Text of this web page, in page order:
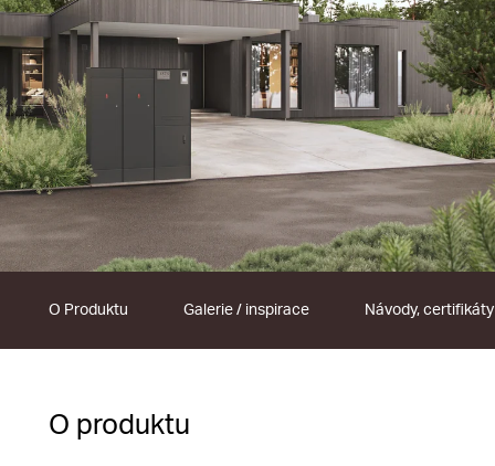
O Produktu Galerie / inspirace Návody, certifikáty
O produktu